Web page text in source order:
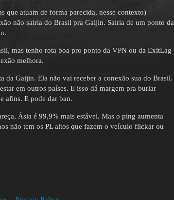
que atuam de forma parecida, nesse contexto)
não sairia do Brasil pra Gaijin. Sairia de um ponto da
mas tenho rota boa pro ponto da VPN ou da ExitLag
melhora.
da Gaijin. Ela não vai receber a conexão sua do Brasil.
em outros países. E isso dá margem pra burlar
afins. E pode dar ban.
Ásia é 99,9% mais estável. Mas o ping aumenta
não tem os PL altos que fazem o veículo flickar ou